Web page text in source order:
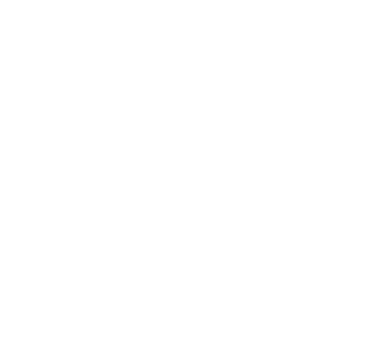
hogy több kedvelést
amiket készíthetsz: